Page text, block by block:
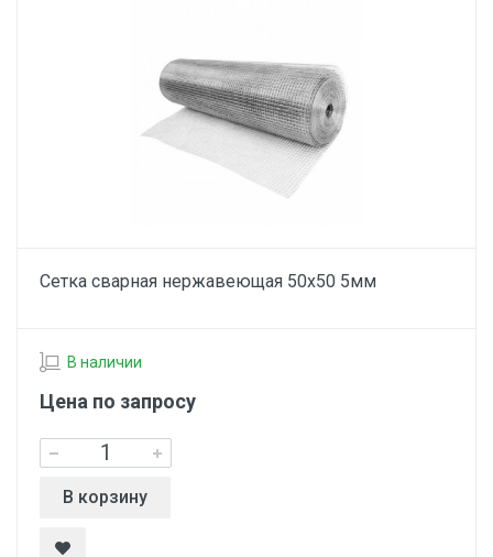
Сетка сварная нержавеющая 50х50 5мм
В наличии
Цена по запросу
В корзину